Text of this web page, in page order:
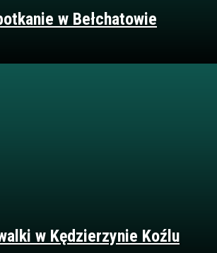
w Bełchatowie
w Kędzierzynie Koźlu